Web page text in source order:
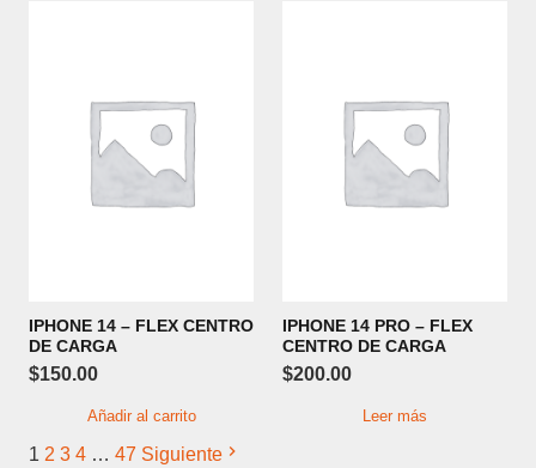
IPHONE 14 – FLEX CENTRO
DE CARGA
$150.00
Añadir al carrito
IPHONE 14 PRO – FLEX
CENTRO DE CARGA
$200.00
Leer más
1 2 3 4 … 47 Siguiente